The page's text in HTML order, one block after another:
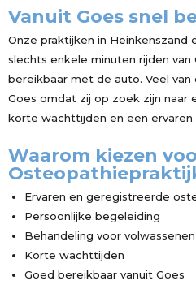
Vanuit Goes snel
Onze praktijken in Heinkenszand
slechts enkele minuten rijden van
bereikbaar met de auto. Veel
Goes omdat zij op zoek zijn naar
korte wachttijden en een ervaren
Waarom kiezen
Ervaren en geregistreerde
Persoonlijke begeleiding
Behandeling voor
Korte wachttijden
Goed bereikbaar vanuit Goes